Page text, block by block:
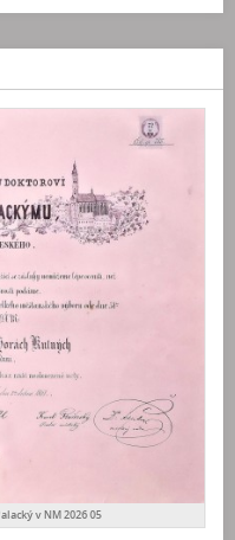
v NM 2026 05